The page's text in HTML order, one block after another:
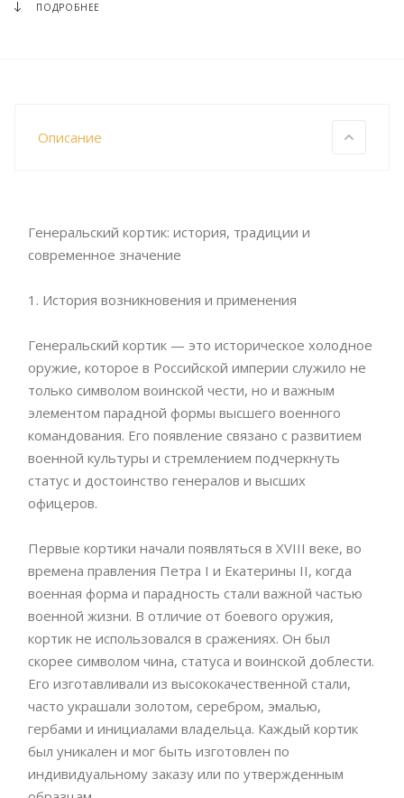
ПОДРОБНЕЕ
Описание
Генеральский кортик: история, традиции и
современное значение
1. История возникновения и применения
Генеральский кортик — это историческое холодное
оружие, которое в Российской империи служило не
только символом воинской чести, но и важным
элементом парадной формы высшего военного
командования. Его появление связано с развитием
военной культуры и стремлением подчеркнуть
статус и достоинство генералов и высших
офицеров.
Первые кортики начали появляться в XVIII веке, во
времена правления Петра I и Екатерины II, когда
военная форма и парадность стали важной частью
военной жизни. В отличие от боевого оружия,
кортик не использовался в сражениях. Он был
скорее символом чина, статуса и воинской доблести.
Его изготавливали из высококачественной стали,
часто украшали золотом, серебром, эмалью,
гербами и инициалами владельца. Каждый кортик
был уникален и мог быть изготовлен по
индивидуальному заказу или по утвержденным